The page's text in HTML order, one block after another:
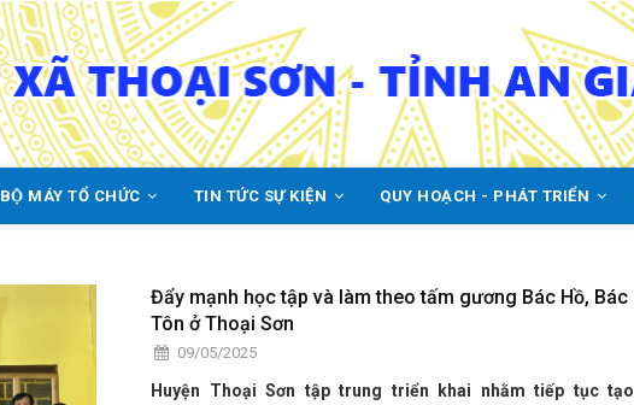
BỘ MÁY TỔ CHỨC TIN TỨC SỰ KIỆN QUY HOẠCH - PHÁT TRIỂN
Đẩy mạnh học tập và làm theo tấm gương Bác Hồ, Bác
Tôn ở Thoại Sơn
09/05/2025
Huyện Thoại Sơn tập trung triển khai nhằm tiếp tục tạo